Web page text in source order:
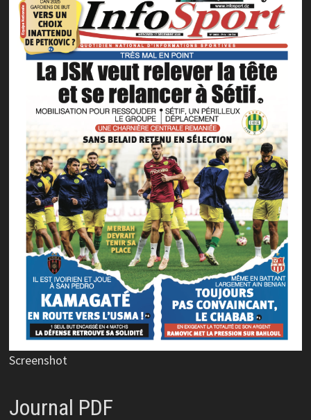
Screenshot
Journal PDF